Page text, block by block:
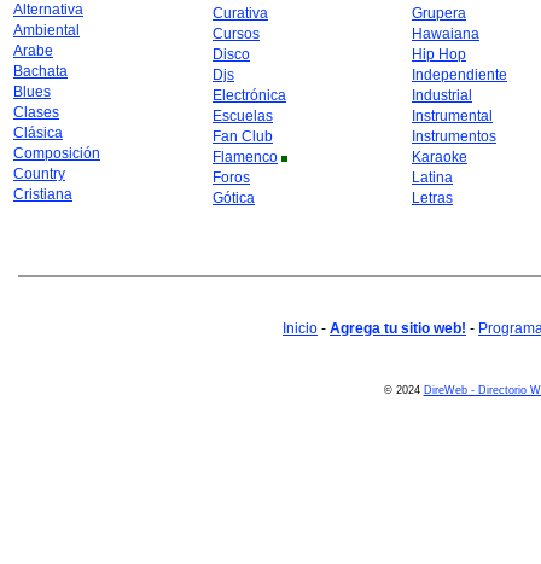
Alternativa
Ambiental
Arabe
Bachata
Blues
Clases
Clásica
Composición
Country
Cristiana
Curativa
Cursos
Disco
Djs
Electrónica
Escuelas
Fan Club
Flamenco
Foros
Gótica
Grupera
Hawaiana
Hip Hop
Independiente
Industrial
Instrumental
Instrumentos
Karaoke
Latina
Letras
Inicio - Agrega tu sitio web! -
© 2024 DireWeb - Directorio